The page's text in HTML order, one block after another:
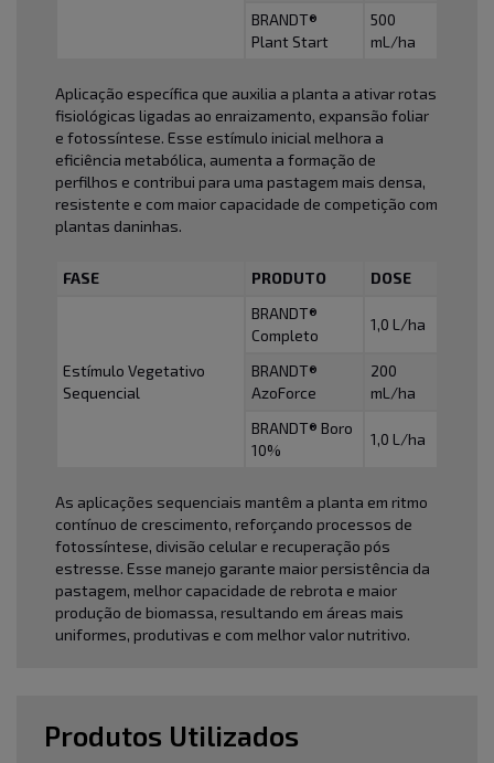
BRANDT®
Plant Start
500
mL/ha
Aplicação específica que auxilia a planta a ativar rotas
fisiológicas ligadas ao enraizamento, expansão foliar
e fotossíntese. Esse estímulo inicial melhora a
eficiência metabólica, aumenta a formação de
perfilhos e contribui para uma pastagem mais densa,
resistente e com maior capacidade de competição com
plantas daninhas.
FASE PRODUTO DOSE
Estímulo Vegetativo
Sequencial
BRANDT®
Completo
1,0 L/ha
BRANDT®
AzoForce
200
mL/ha
BRANDT® Boro
10%
1,0 L/ha
As aplicações sequenciais mantêm a planta em ritmo
contínuo de crescimento, reforçando processos de
fotossíntese, divisão celular e recuperação pós
estresse. Esse manejo garante maior persistência da
pastagem, melhor capacidade de rebrota e maior
produção de biomassa, resultando em áreas mais
uniformes, produtivas e com melhor valor nutritivo.
Produtos Utilizados